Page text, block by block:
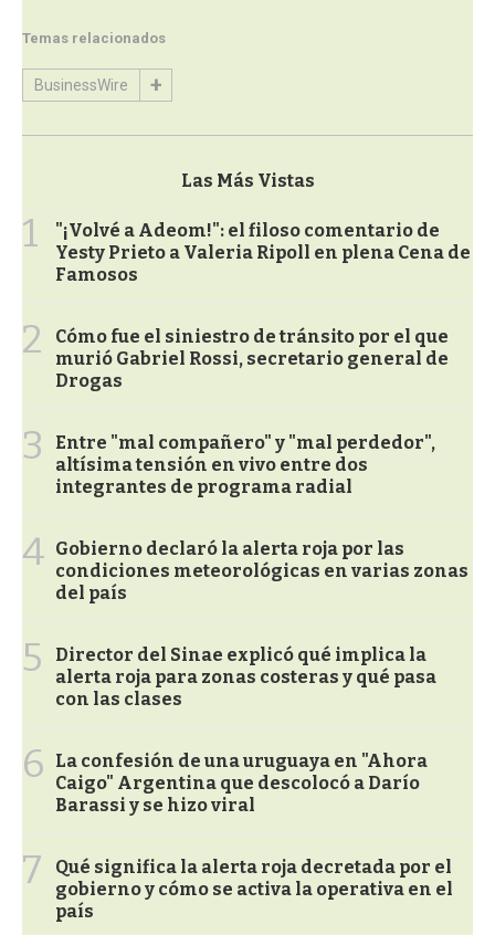
Temas relacionados
BusinessWire
Las Más Vistas
1
"¡Volvé a Adeom!": el filoso comentario de
Yesty Prieto a Valeria Ripoll en plena Cena de
Famosos
2
Cómo fue el siniestro de tránsito por el que
murió Gabriel Rossi, secretario general de
Drogas
3
Entre "mal compañero" y "mal perdedor",
altísima tensión en vivo entre dos
integrantes de programa radial
4 Gobierno declaró la alerta roja por las
condiciones meteorológicas en varias zonas
del país
5
Director del Sinae explicó qué implica la
alerta roja para zonas costeras y qué pasa
con las clases
6
La confesión de una uruguaya en "Ahora
Caigo" Argentina que descolocó a Darío
Barassi y se hizo viral
7
Qué significa la alerta roja decretada por el
gobierno y cómo se activa la operativa en el
país